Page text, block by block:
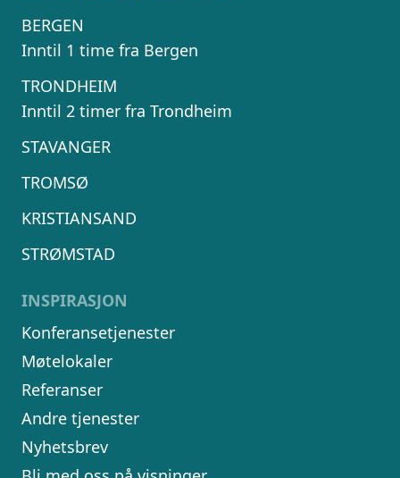
BERGEN
Inntil 1 time fra Bergen
TRONDHEIM
Inntil 2 timer fra Trondheim
STAVANGER
TROMSØ
KRISTIANSAND
STRØMSTAD
INSPIRASJON
Konferansetjenester
Møtelokaler
Referanser
Andre tjenester
Nyhetsbrev